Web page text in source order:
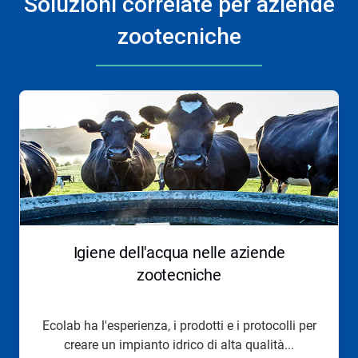
zootecniche
Questa
presentazione.
Utilizza
pulsanti
Seguente
Precedente
Igiene dell'acqua nelle aziende
zootecniche
Ecolab ha l'esperienza, i prodotti e i protocolli per
creare un impianto idrico di alta qualità...